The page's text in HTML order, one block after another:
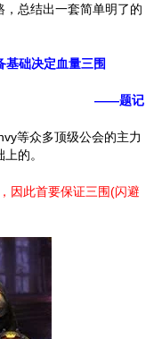
总结出一套简单明了的
基础决定血量三围
——题记
等众多顶级公会的主力
的。
因此首要保证三围(闪避